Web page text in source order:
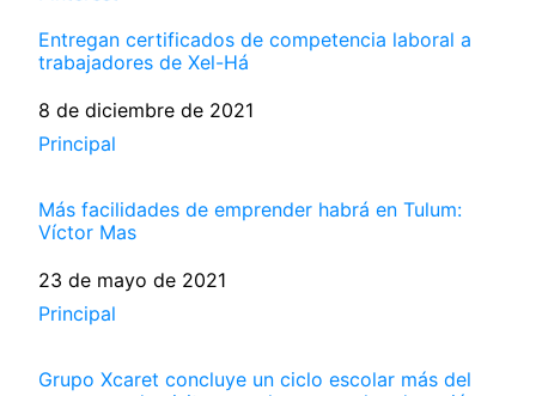
Entregan certificados de competencia laboral a
trabajadores de Xel-Há
Fecha
8 de diciembre de 2021
Respecto a
Principal
Más facilidades de emprender habrá en Tulum:
Víctor Mas
Fecha
23 de mayo de 2021
Respecto a
Principal
Grupo Xcaret concluye un ciclo escolar más del